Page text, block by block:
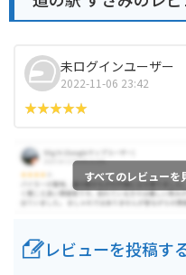
未ログインユーザー
2022-11-06 23:42
すべてのレビューを
レビューを投稿す